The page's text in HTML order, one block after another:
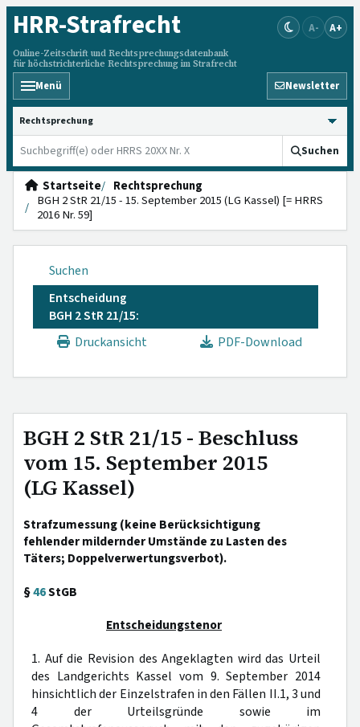
HRR-Strafrecht
Online-Zeitschrift und Rechtsprechungsdatenbank
für höchstrichterliche Rechtsprechung im Strafrecht
A- A+
Menü Newsletter
HRRS durchsuchen
Suchen
Startseite
Rechtsprechung
BGH 2 StR 21/15 - 15. September 2015 (LG Kassel) [= HRRS
2016 Nr. 59]
Suchen
Entscheidung
BGH 2 StR 21/15:
Druckansicht
PDF-Download
BGH 2 StR 21/15 - Beschluss
vom 15. September 2015
(LG Kassel)
Strafzumessung (keine Berücksichtigung
fehlender mildernder Umstände zu Lasten des
Täters; Doppelverwertungsverbot).
§46StGB
Entscheidungstenor
1. Auf die Revision des Angeklagten wird das Urteil
des Landgerichts Kassel vom 9. September 2014
hinsichtlich der Einzelstrafen in den Fällen II.1, 3 und
4 der Urteilsgründe sowie im